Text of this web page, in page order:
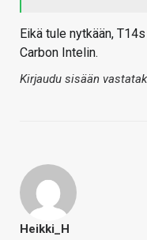
Eikä tule nytkään,
Carbon Intelin.
Kirjaudu sisään
Heikki_H